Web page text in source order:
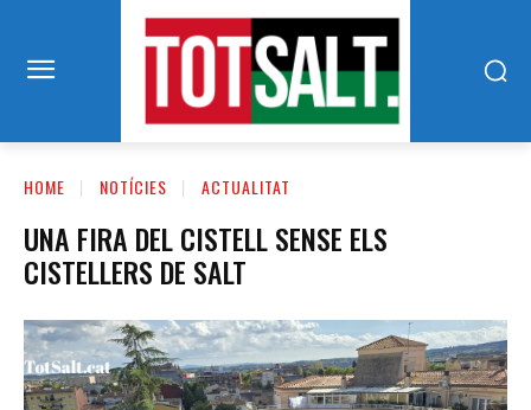
HOME NOTÍCIES ACTUALITAT
UNA FIRA DEL CISTELL SENSE ELS
CISTELLERS DE SALT